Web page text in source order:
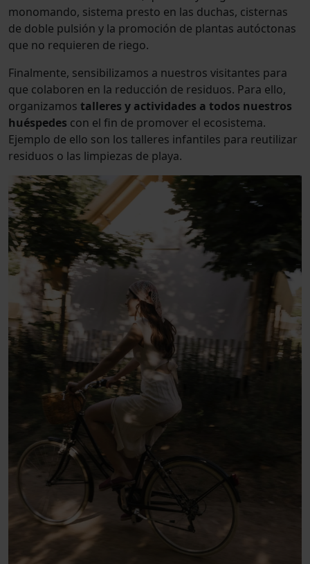
monomando, sistema presto en las duchas, cisternas
de doble pulsión y la promoción de plantas autóctonas
que no requieren de riego.
Finalmente, sensibilizamos a nuestros visitantes para
que colaboren en la reducción de residuos. Para ello,
organizamos talleres y actividades a todos nuestros
huéspedes con el fin de promover el ecosistema.
Ejemplo de ello son los talleres infantiles para reutilizar
residuos o las limpiezas de playa.